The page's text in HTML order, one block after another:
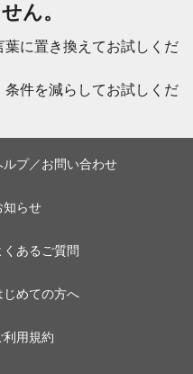
ん。
葉に置き換えてお試しくだ
条件を減らしてお試しくだ
ルプ／お問い合わせ
知らせ
くあるご質問
じめての方へ
利用規約